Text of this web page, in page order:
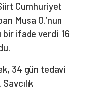
Cumhuriyet
Musa O.’nun
ifade verdi. 16
34 gün tedavi